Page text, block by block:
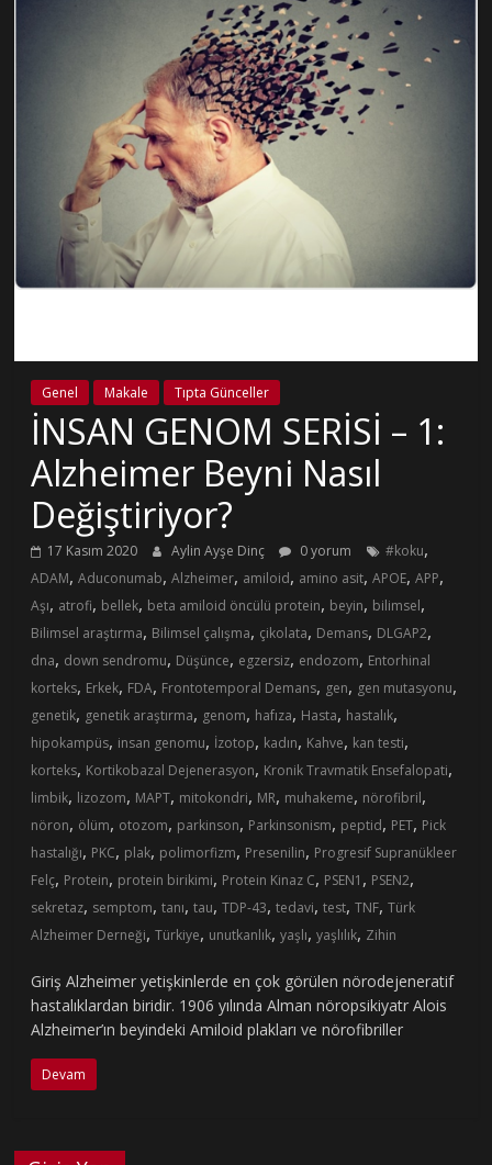
Genel Makale Tıpta Günceller
İNSAN GENOM SERİSİ – 1:
Alzheimer Beyni Nasıl
Değiştiriyor?
17 Kasım 2020 Aylin Ayşe Dinç 0 yorum #koku,
ADAM,Aduconumab,Alzheimer, amiloid, amino asit,APOE,APP,
Aşı, atrofi, bellek, beta amiloid öncülü protein, beyin, bilimsel,
Bilimsel araştırma, Bilimsel çalışma, çikolata, Demans, DLGAP2,
dna, down sendromu, Düşünce, egzersiz, endozom, Entorhinal
korteks, Erkek, FDA, Frontotemporal Demans, gen, gen mutasyonu,
genetik, genetik araştırma, genom, hafıza, Hasta, hastalık,
hipokampüs, insan genomu, İzotop, kadın, Kahve, kan testi,
korteks, Kortikobazal Dejenerasyon, Kronik Travmatik Ensefalopati,
limbik, lizozom, MAPT, mitokondri, MR, muhakeme, nörofibril,
nöron, ölüm, otozom, parkinson, Parkinsonism, peptid, PET, Pick
hastalığı, PKC, plak, polimorfizm, Presenilin, Progresif Supranükleer
Felç, Protein, protein birikimi, Protein Kinaz C, PSEN1 , PSEN2,
sekretaz, semptom,tanı,tau,TDP-43,tedavi,test,TNF,Türk
Alzheimer Derneği,Türkiye, unutkanlık,yaşlı,yaşlılık, Zihin
Giriş Alzheimer yetişkinlerde en çok görülen nörodejeneratif
hastalıklardan biridir. 1906 yılında Alman nöropsikiyatr Alois
Alzheimer’ın beyindeki Amiloid plakları ve nörofibriller
Devam